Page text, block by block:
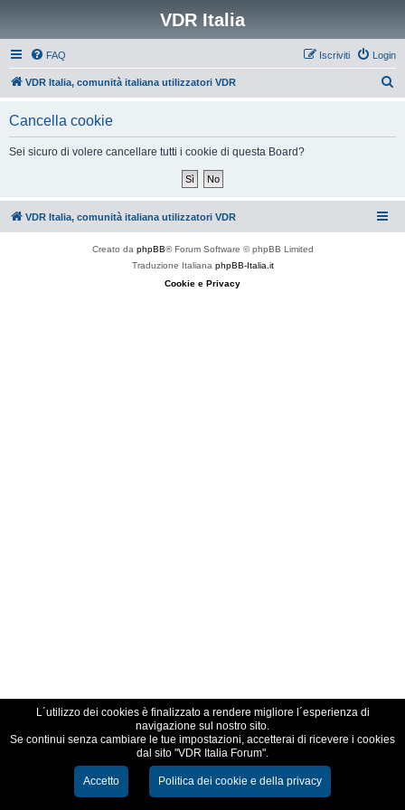
VDR Italia
FAQ Login
Iscriviti
VDR Italia, comunità italiana utilizzatori VDR
Cancella cookie
Sei sicuro di volere cancellare tutti i cookie di questa Board?
VDR Italia, comunità italiana utilizzatori VDR
Creato da phpBB® Forum Software © phpBB Limited
Traduzione Italiana phpBB-Italia.it
Cookie e Privacy
L´utilizzo dei cookies è finalizzato a rendere migliore l´esperienza di
navigazione sul nostro sito.
Se continui senza cambiare le tue impostazioni, accetterai di ricevere i cookies
dal sito "VDR Italia Forum".
Accetto Politica dei cookie e della privacy